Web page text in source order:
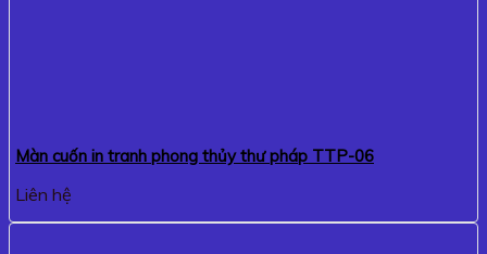
Màn cuốn in tranh phong thủy thư pháp TTP-06
Liên hệ